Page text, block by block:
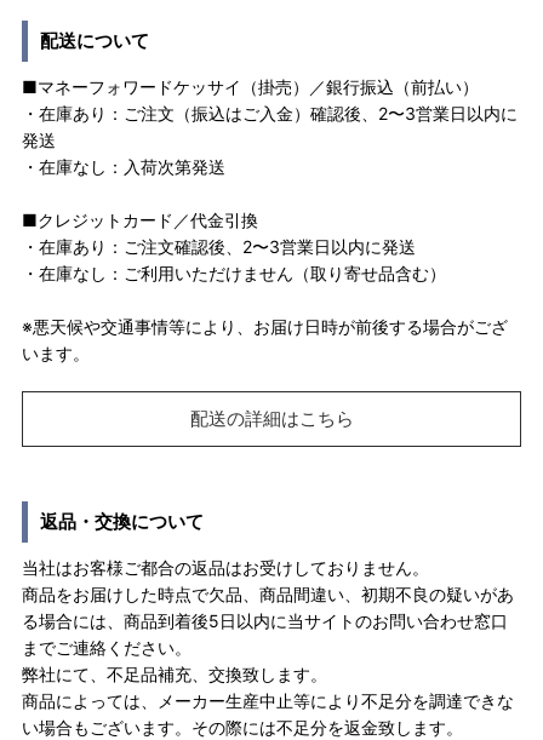
配送について
■マネーフォワードケッサイ（掛売）／銀行振込（前払い）
・在庫あり：ご注文（振込はご入金）確認後、2〜3営業日以内に
発送
・在庫なし：入荷次第発送
■クレジットカード／代金引換
・在庫あり：ご注文確認後、2〜3営業日以内に発送
・在庫なし：ご利用いただけません（取り寄せ品含む）
※悪天候や交通事情等により、お届け日時が前後する場合がござ
います。
配送の詳細はこちら
返品・交換について
当社はお客様ご都合の返品はお受けしておりません。
商品をお届けした時点で欠品、商品間違い、初期不良の疑いがあ
る場合には、商品到着後5日以内に当サイトのお問い合わせ窓口
までご連絡ください。
弊社にて、不足品補充、交換致します。
商品によっては、メーカー生産中止等により不足分を調達できな
い場合もございます。その際には不足分を返金致します。